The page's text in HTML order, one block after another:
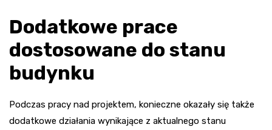
Dodatkowe prace
dostosowane do stanu
budynku
Podczas pracy nad projektem, konieczne okazały się także
dodatkowe działania wynikające z aktualnego stanu